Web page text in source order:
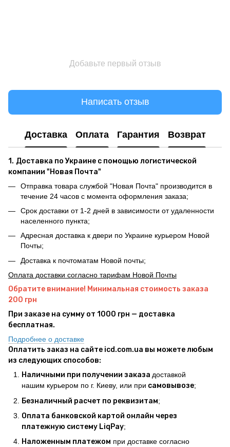
Добавьте первый отзыв
Написать отзыв
Доставка Оплата Гарантия Возврат
1. Доставка по Украине с помощью логистической
компании "Новая Почта"
Отправка товара службой "Новая Почта" производится в
течение 24 часов с момента оформления заказа;
Срок доставки от 1-2 дней в зависимости от удаленности
населенного пункта;
Адресная доставка к двери по Украине курьером Новой
Почты;
Доставка к почтоматам Новой почты;
Оплата доставки согласно тарифам Новой Почты
Обратите внимание! Минимальная стоимость заказа
200 грн
При заказе на сумму от 1000 грн — доставка
бесплатная.
Подробнее о доставке
Оплатить заказ на сайте icd.com.ua вы можете любым
из следующих способов:
Наличными при получении заказа доставкой
нашим курьером по г. Киеву, или при самовывозе;
Безналичный расчет по реквизитам;
Оплата банковской картой онлайн через
платежную систему LiqPay;
Наложенным платежом при доставке согласно